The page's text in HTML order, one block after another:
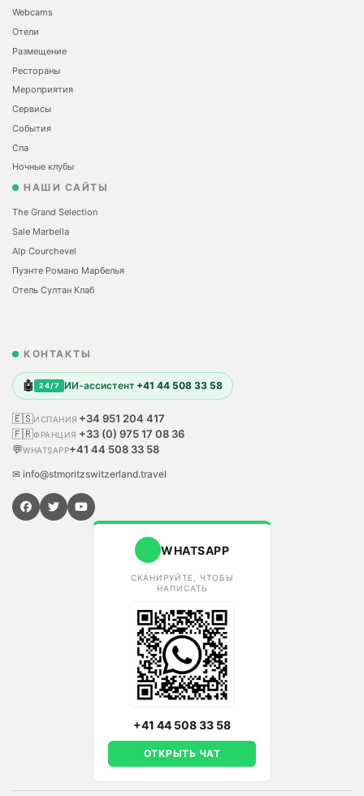
Webcams
Отели
Размещение
Рестораны
Мероприятия
Сервисы
События
Спа
Ночные клубы
НАШИ САЙТЫ
The Grand Selection
Sale Marbella
Alp Courchevel
Пуэнте Романо Марбелья
Отель Султан Клаб
КОНТАКТЫ
🤖 24/7 ИИ-ассистент +41 44 508 33 58
🇪🇸ИСПАНИЯ +34 951 204 417
🇫🇷ФРАНЦИЯ +33 (0) 975 17 08 36
💬WHATSAPP+41 44 508 33 58
✉ info@stmoritzswitzerland.travel
WHATSAPP
СКАНИРУЙТЕ, ЧТОБЫ
НАПИСАТЬ
+41 44 508 33 58
ОТКРЫТЬ ЧАТ